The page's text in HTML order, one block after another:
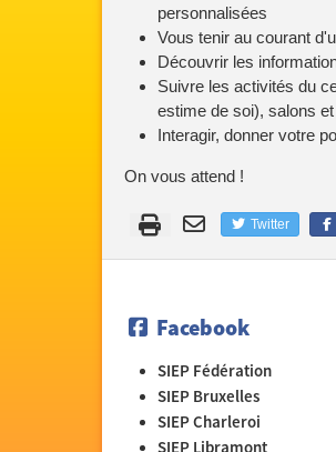
personnalisées
Vous tenir au courant
Découvrir les
Suivre les activités du
estime de soi), salons
Interagir, donner votre
On vous attend !
Twitter
Facebook
SIEP Fédération
SIEP Bruxelles
SIEP Charleroi